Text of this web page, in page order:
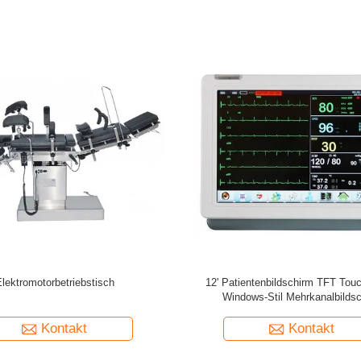
Elektrochirurgische Einheit
Kontakt
12.1" Farb-TFT-Display
tragbarer
Kontakt